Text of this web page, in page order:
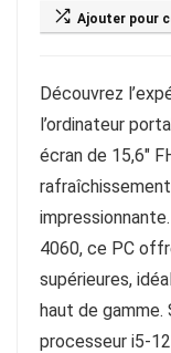
Ajouter pour
Découvrez
l’ordinateur
écran de 15,6″
4060, ce PC
supérieures,
haut de gamme.
processeur i5-